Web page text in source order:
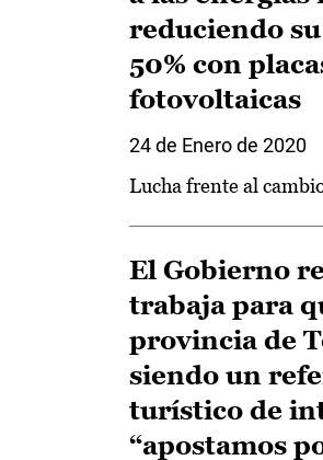
reduciendo
50% con
fotovoltaicas
24 de Enero de 2020
Lucha frente al
El Gobierno
trabaja para
provincia de
siendo un
turístico de
“apostamos